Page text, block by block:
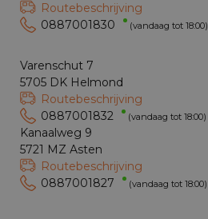
Routebeschrijving
0887001830
(vandaag tot 18:00)
Varenschut 7
5705 DK Helmond
Routebeschrijving
0887001832
(vandaag tot 18:00)
Kanaalweg 9
5721 MZ Asten
Routebeschrijving
0887001827
(vandaag tot 18:00)